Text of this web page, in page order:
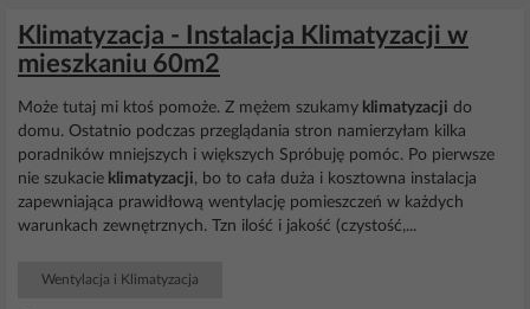
Klimatyzacja - Instalacja Klimatyzacji w
mieszkaniu 60m2
Może tutaj mi ktoś pomoże. Z mężem szukamy klimatyzacji do
domu. Ostatnio podczas przeglądania stron namierzyłam kilka
poradników mniejszych i większych Spróbuję pomóc. Po pierwsze
nie szukacie klimatyzacji, bo to cała duża i kosztowna instalacja
zapewniająca prawidłową wentylację pomieszczeń w każdych
warunkach zewnętrznych. Tzn ilość i jakość (czystość,...
Wentylacja i Klimatyzacja